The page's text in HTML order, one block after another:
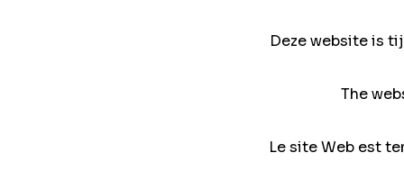
Deze website is
The
Le site Web est